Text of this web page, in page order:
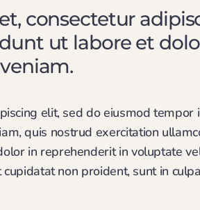
consectetur
ut labore et
elit, sed do eiusmod tempor
quis nostrud exercitation
in reprehenderit in voluptate
non proident, sunt in